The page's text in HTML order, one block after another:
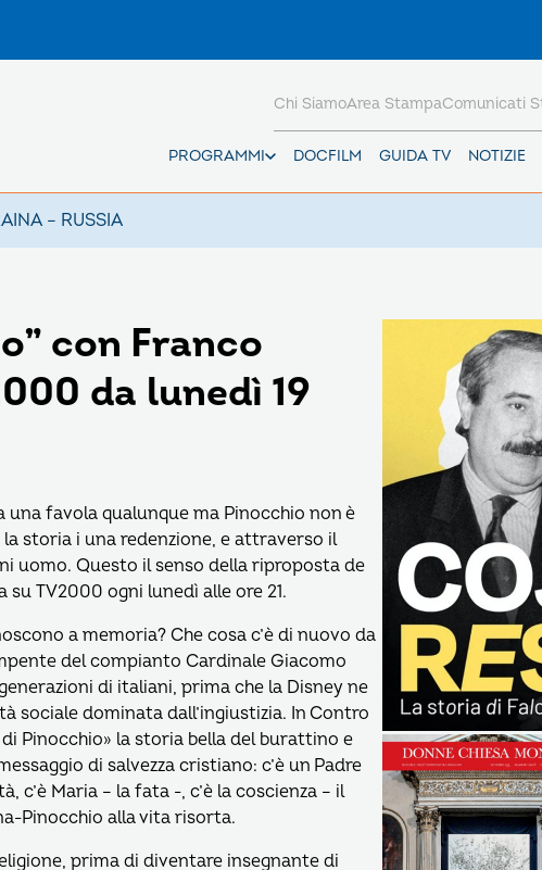
PROGRAMMI DOCFILM GUIDA TV NOTIZIE
Chi SiamoArea StampaComunicati
– RUSSIA
con Franco
da lunedì 19
una favola qualunque ma Pinocchio non è
storia i una redenzione, e attraverso il
uomo. Questo il senso della riproposta de
su TV2000 ogni lunedì alle ore 21.
a memoria? Che cosa c’è di nuovo da
del compianto Cardinale Giacomo
di italiani, prima che la Disney ne
sociale dominata dall’ingiustizia. In Contro
Pinocchio» la storia bella del burattino e
di salvezza cristiano: c’è un Padre
c’è Maria – la fata -, c’è la coscienza – il
Pinocchio alla vita risorta.
prima di diventare insegnante di